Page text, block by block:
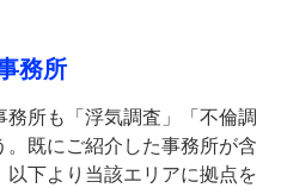
務所
所も「浮気調査」「不倫調
既にご紹介した事務所が含
以下より当該エリアに拠点を